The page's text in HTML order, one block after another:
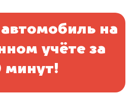
на
учёте за
минут!